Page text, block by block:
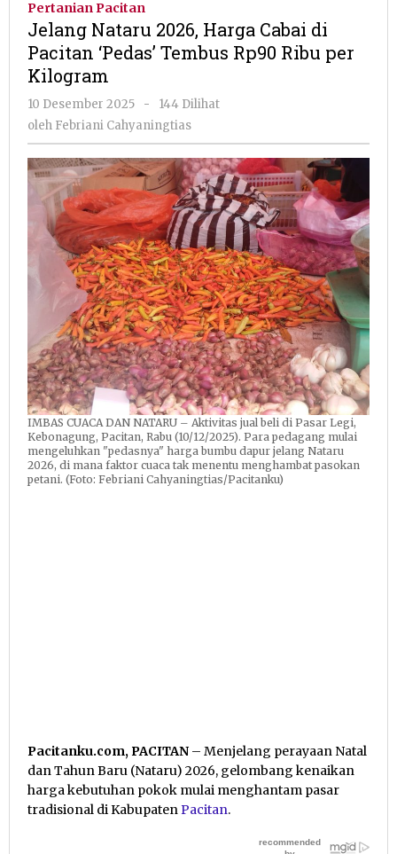
Cabai
di
Tembus
Ribu
per
Kilogram
Pertanian Pacitan
Jelang Nataru 2026, Harga Cabai di
Pacitan ‘Pedas’ Tembus Rp90 Ribu per
Kilogram
10 Desember 2025
oleh
Febriani
Cahyaningtias
-
144 Dilihat
oleh Febriani Cahyaningtias
IMBAS CUACA DAN NATARU – Aktivitas jual beli di Pasar Legi,
Kebonagung, Pacitan, Rabu (10/12/2025). Para pedagang mulai
mengeluhkan "pedasnya" harga bumbu dapur jelang Nataru
2026, di mana faktor cuaca tak menentu menghambat pasokan
petani. (Foto: Febriani Cahyaningtias/Pacitanku)
Pacitanku.com, PACITAN – Menjelang perayaan Natal
dan Tahun Baru (Nataru) 2026, gelombang kenaikan
harga kebutuhan pokok mulai menghantam pasar
tradisional di KabupatenPacitan.